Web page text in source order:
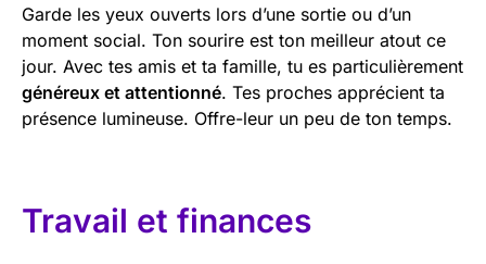
Garde les yeux ouverts lors d’une sortie ou d’un
moment social. Ton sourire est ton meilleur atout ce
jour. Avec tes amis et ta famille, tu es particulièrement
généreux et attentionné. Tes proches apprécient ta
présence lumineuse. Offre-leur un peu de ton temps.
Travail et finances